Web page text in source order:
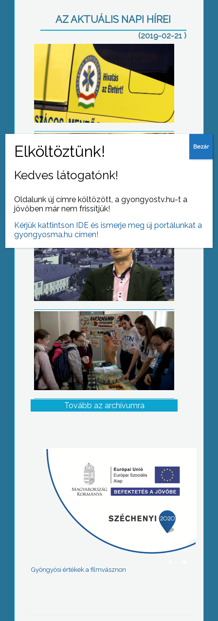
AZ AKTUÁLIS NAPI HÍREI
(2019-02-21 )
Addikció és rendszerszemlélet
Fiatalok az egészségért
Tovább az archívumra
Gyöngyösi értékek a filmvásznon
Kedves látogatónk!
Oldalunk új címre költözött, a gyongyostv.hu-t a
jövőben már nem frissítjük!
Kérjük kattintson IDE és ismerje meg új portálunkat a
gyongyosma.hu címen!